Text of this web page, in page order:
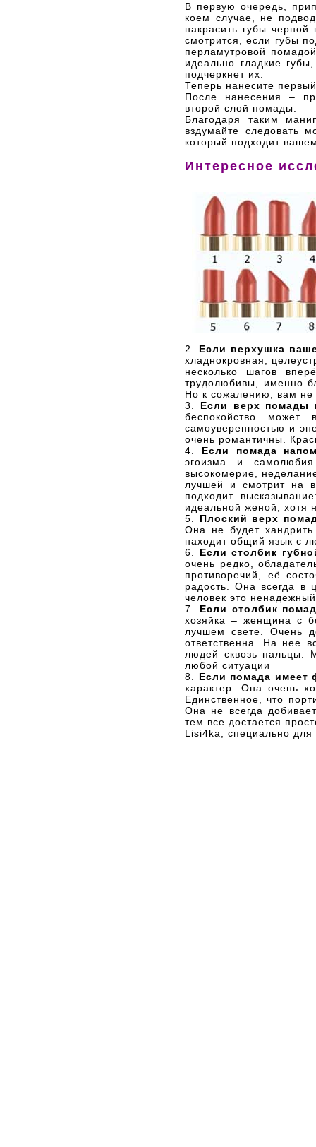
В первую очередь,
коем случае, не
накрасить губы
смотрится, если губы
перламутровой
идеально гладкие
подчеркнет их.
Теперь нанесите
После нанесения –
второй слой помады.
Благодаря таким
вздумайте следовать
который подходит
Интересное
2. Если верхушка
хладнокровная,
несколько шагов
трудолюбивы, именно
Но к сожалению, вам не
3.
Если верх помады
беспокойство
самоуверенностью и
очень романтичны.
4.
Если помада
эгоизма и
высокомерие,
лучшей и смотрит на
подходит
идеальной женой, хотя
5.
Плоский верх
Она не будет
находит общий язык с
6. Если столбик
очень редко,
противоречий, её
радость. Она всегда в
человек это
7. Если столбик
хозяйка – женщина с
лучшем свете. Очень
ответственна. На нее
людей сквозь пальцы.
любой ситуации
8.
Если помада имеет
характер. Она очень
Единственное, что
Она не всегда
тем все достается
Lisi4ka, специально